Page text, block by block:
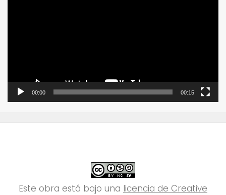
00:00 00:15
Este obra está bajo una licencia de Creative